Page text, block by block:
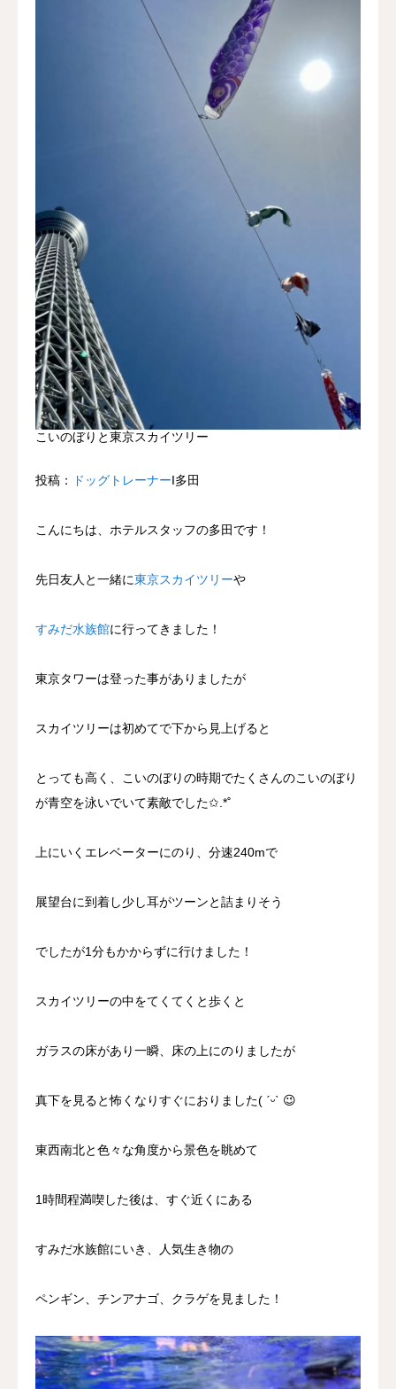
こいのぼりと東京スカイツリー
投稿： ドッグトレーナーΙ多田
こんにちは、ホテルスタッフの多田です！
先日友人と一緒に東京スカイツリーや
すみだ水族館に行ってきました！
東京タワーは登った事がありましたが
スカイツリーは初めてで下から見上げると
とっても高く、こいのぼりの時期でたくさんのこいのぼり
が青空を泳いでいて素敵でした✩.*˚
上にいくエレベーターにのり、分速240mで
展望台に到着し少し耳がツーンと詰まりそう
でしたが1分もかからずに行けました！
スカイツリーの中をてくてくと歩くと
ガラスの床があり一瞬、床の上にのりましたが
真下を見ると怖くなりすぐにおりました( ˊᵕˋ 😉
東西南北と色々な角度から景色を眺めて
1時間程満喫した後は、すぐ近くにある
すみだ水族館にいき、人気生き物の
ペンギン、チンアナゴ、クラゲを見ました！